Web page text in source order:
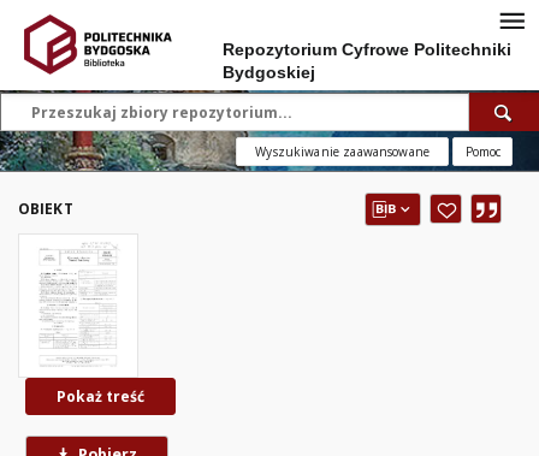
Repozytorium Cyfrowe Politechniki
Bydgoskiej
Wyszukiwanie zaawansowane Pomoc
OBIEKT
Pokaż treść